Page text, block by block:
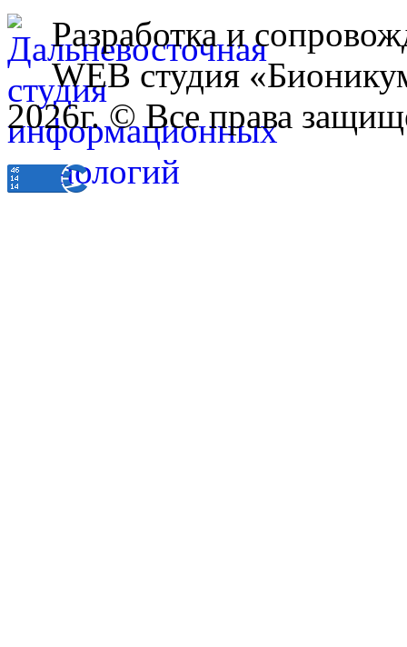
Разработка и
WEB студия
2026г. © Все права